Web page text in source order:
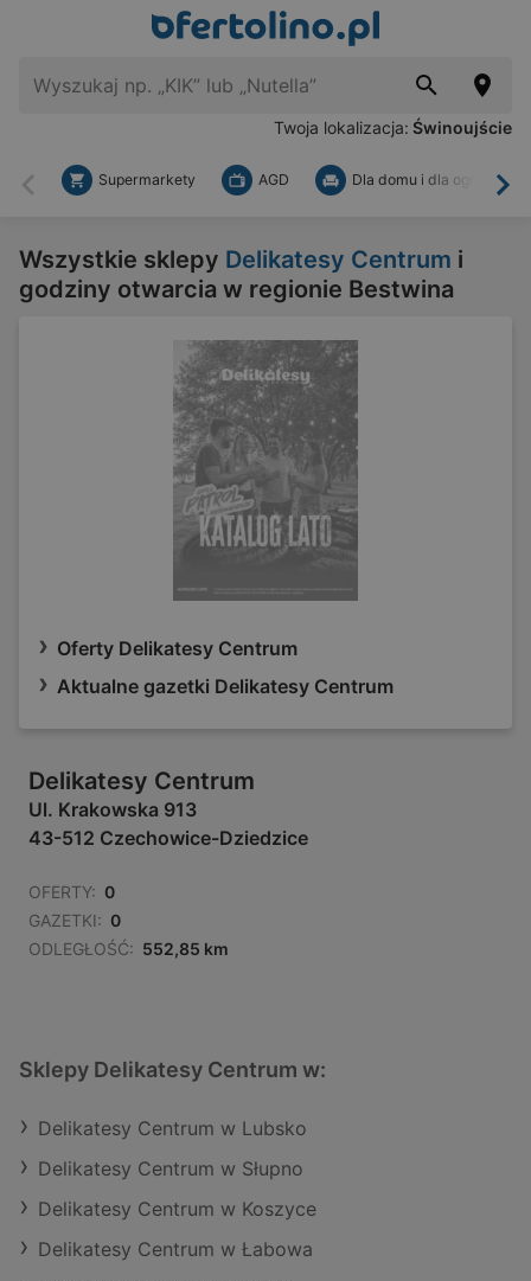
Twoja lokalizacja: Świnoujście
Wstecz
Supermarkety AGD Dla domu i dla ogrodu
Wszystkie sklepy Delikatesy Centrum i
godziny otwarcia w regionie Bestwina
Oferty Delikatesy Centrum
Aktualne gazetki Delikatesy Centrum
Delikatesy Centrum
Ul. Krakowska 913
43-512 Czechowice-Dziedzice
OFERTY: 0
GAZETKI: 0
ODLEGŁOŚĆ: 552,85 km
Sklepy Delikatesy Centrum w:
Delikatesy Centrum w Lubsko
Delikatesy Centrum w Słupno
Delikatesy Centrum w Koszyce
Delikatesy Centrum w Łabowa